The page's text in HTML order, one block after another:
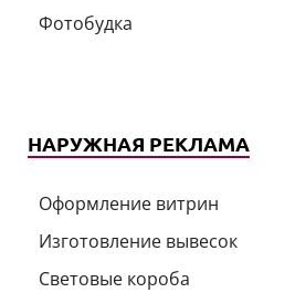
Фотобудка
НАРУЖНАЯ РЕКЛАМА
Оформление витрин
Изготовление вывесок
Световые короба